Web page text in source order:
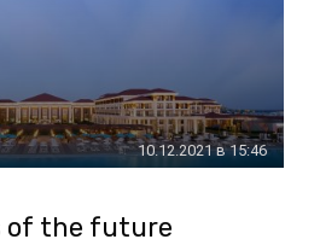
10.12.2021 в 15:46
of the future